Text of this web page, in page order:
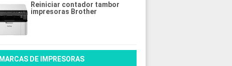
Reiniciar contador tambor
impresoras Brother
MARCAS DE IMPRESORAS